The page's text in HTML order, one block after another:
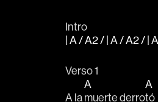
Intro
| A / A2 / | A / A2 / |
Verso 1
A la
A
muerte derro
A
tó